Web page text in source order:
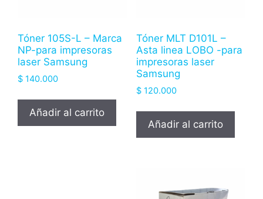
Tóner 105S-L – Marca
NP-para impresoras
laser Samsung
$ 140.000
Añadir al carrito
Tóner MLT D101L –
Asta linea LOBO -para
impresoras laser
Samsung
$120.000
Añadir al carrito